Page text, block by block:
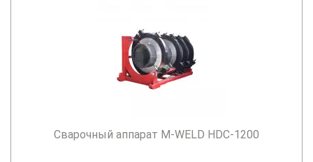
Сварочный аппарат M-WELD HDC-1200